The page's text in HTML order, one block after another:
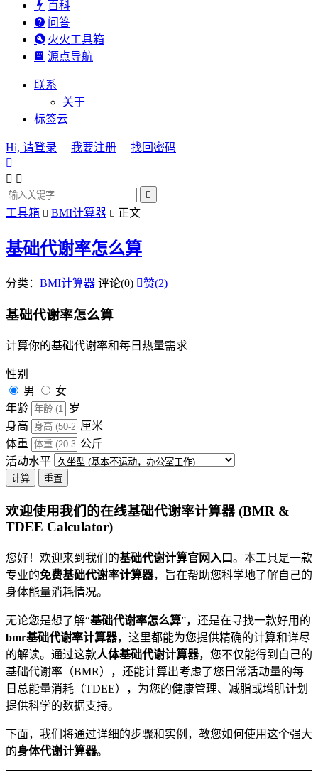
百科
问答
火火工具箱
源点导航
联系
关于
标签云
Hi, 请登录 我要注册
找回密码

 

工具箱  BMI计算器  正文
基础代谢率怎么算
分类： BMI计算器 评论(0) 赞(2)
基础代谢率怎么算
计算你的基础代谢率和每日热量需求
性别
男
女
年龄
岁
身高
厘米
体重
公斤
活动水平
计算 重置
欢迎使用我们的在线基础代谢率计算器 (BMR &
TDEE Calculator)
您好！欢迎来到我们的基础代谢计算官网入口。本工具是一款
专业的免费基础代谢率计算器，旨在帮助您科学地了解自己的
身体能量消耗情况。
无论您是想了解“基础代谢率怎么算”，还是在寻找一款好用的
bmr基础代谢率计算器，这里都能为您提供精确的计算和详尽
的解读。通过这款人体基础代谢计算器，您不仅能得到自己的
基础代谢率（BMR），还能计算出考虑了您日常活动量的每
日总能量消耗（TDEE），为您的健康管理、减脂或增肌计划
提供科学的数据支持。
下面，我们将通过详细的步骤和实例，教您如何使用这个强大
的身体代谢计算器。